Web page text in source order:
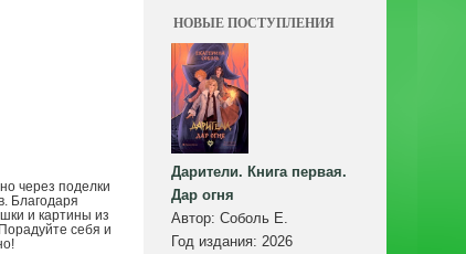
через поделки
Благодаря
и картины из
себя и
НОВЫЕ ПОСТУПЛЕНИЯ
Дарители. Книга первая.
Дар огня
Автор: Соболь Е.
Год издания: 2026